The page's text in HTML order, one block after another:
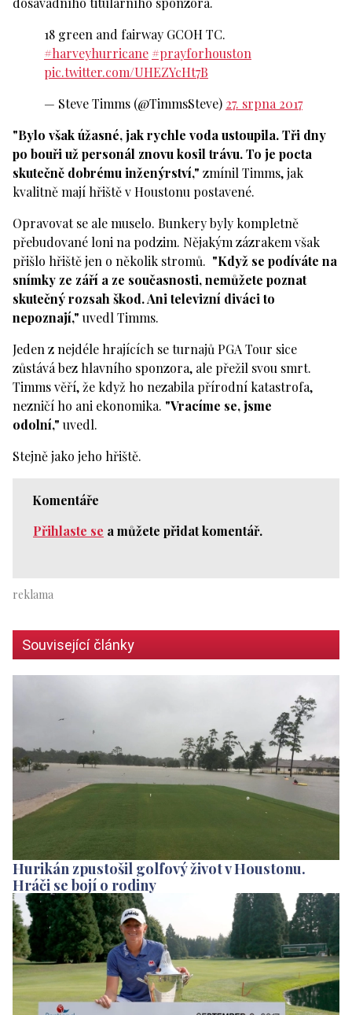
18 green and fairway GCOH TC.
#harveyhurricane #prayforhouston
pic.twitter.com/UHEZYcHt7B
— Steve Timms (@TimmsSteve) 27. srpna 2017
"Bylo však úžasné, jak rychle voda ustoupila. Tři dny
po bouři už personál znovu kosil trávu. To je pocta
skutečně dobrému inženýrství," zmínil Timms, jak
kvalitně mají hřiště v Houstonu postavené.
Opravovat se ale muselo. Bunkery byly kompletně
přebudované loni na podzim. Nějakým zázrakem však
přišlo hřiště jen o několik stromů. "Když se podíváte na
snímky ze září a ze současnosti, nemůžete poznat
skutečný rozsah škod. Ani televizní diváci to
nepoznají," uvedl Timms.
Jeden z nejdéle hrajících se turnajů PGA Tour sice
zůstává bez hlavního sponzora, ale přežil svou smrt.
Timms věří, že když ho nezabila přírodní katastrofa,
nezničí ho ani ekonomika. "Vracíme se, jsme
odolní," uvedl.
Stejně jako jeho hřiště.
Komentáře
Přihlaste se a můžete přidat komentář.
Související články
Hurikán zpustošil golfový život v Houstonu.
Hráči se bojí o rodiny